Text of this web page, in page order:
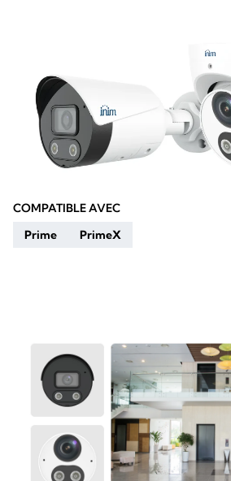
COMPATIBLE AVEC
Prime
PrimeX